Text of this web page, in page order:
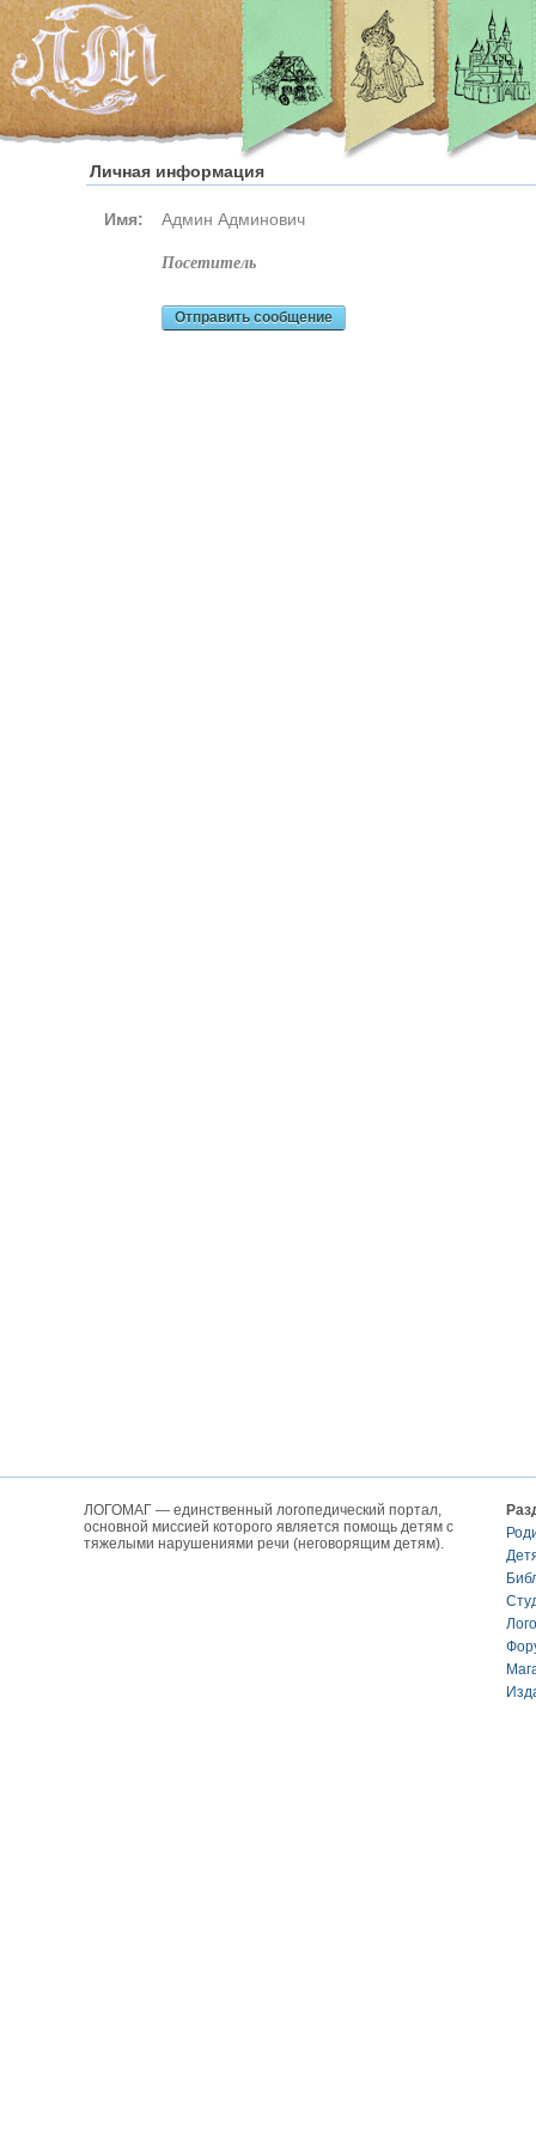
Личная информация
Имя: Админ Админович
посетитель
Отправить сообщение
ЛОГОМАГ — единственный логопедический портал,
основной миссией которого является помощь детям с
тяжелыми нарушениями речи (неговорящим детям).